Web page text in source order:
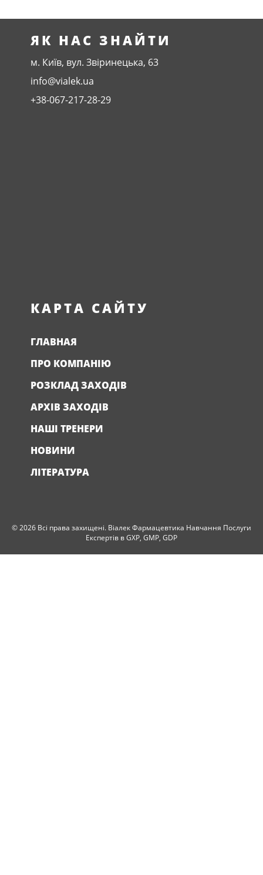
ЯК НАС ЗНАЙТИ
м. Київ, вул. Звіринецька, 63
info@vialek.ua
+38-067-217-28-29
КАРТА САЙТУ
ГЛАВНАЯ
ПРО КОМПАНІЮ
РОЗКЛАД ЗАХОДІВ
АРХІВ ЗАХОДІВ
НАШІ ТРЕНЕРИ
НОВИНИ
ЛІТЕРАТУРА
© 2026 Всі права захищені. Віалек Фармацевтика Навчання Послуги
Експертів в GXP, GMP, GDP